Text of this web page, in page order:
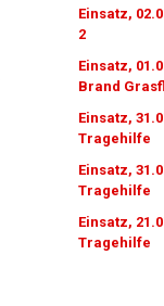
Einsatz,
2
Einsatz,
Brand
Einsatz,
Tragehilfe
Einsatz,
Tragehilfe
Einsatz,
Tragehilfe